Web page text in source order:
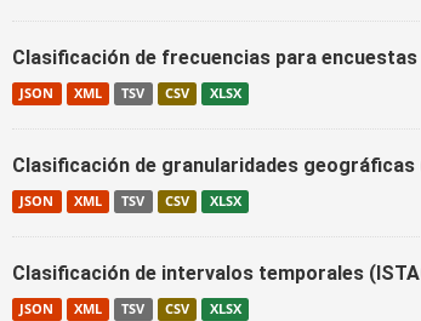
Clasificación de frecuencias para encuestas
JSON XML TSV CSV XLSX
Clasificación de granularidades geográficas
JSON XML TSV CSV XLSX
Clasificación de intervalos temporales
JSON XML TSV CSV XLSX